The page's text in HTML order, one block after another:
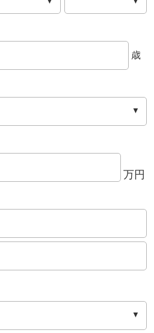
歳
万円